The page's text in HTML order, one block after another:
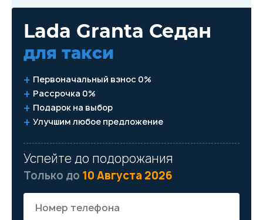
Lada Granta Седан
для такси
Первоначальный взнос 0%
Рассрочка 0%
Подарок на выбор
Улучшим любое предложение
Успейте до подорожания
Только до 10 Августа 2026